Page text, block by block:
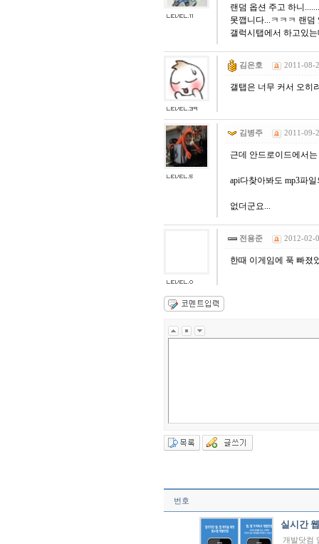
랜덤 옵션 주고 하니.......
못깹니다...ㅋㅋㅋ 랜
갤럭시탭에서 하고있
김은호 2011-08-
갤탭은 너무 커서 오히
김병주 2011-09-
근데 안드로이드에서
api다찾아봐도 mp3파
없더군요...
전용준 2012-02-
한때 이게임에 푹 빠졌
번호
실시간
개발닷컴